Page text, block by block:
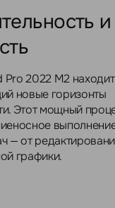
и
Pro 2022 M2
новые горизонты
Этот мощный
— от
графики.